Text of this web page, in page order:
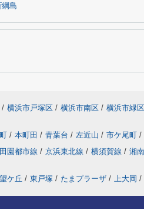
綱島
/ 横浜市戸塚区 / 横浜市南区 / 横浜市緑区
/ 本町田 / 青葉台 / 左近山 / 市ケ尾町 /
園都市線 / 京浜東北線 / 横須賀線 / 湘
ケ丘 / 東戸塚 / たまプラーザ / 上大岡 /